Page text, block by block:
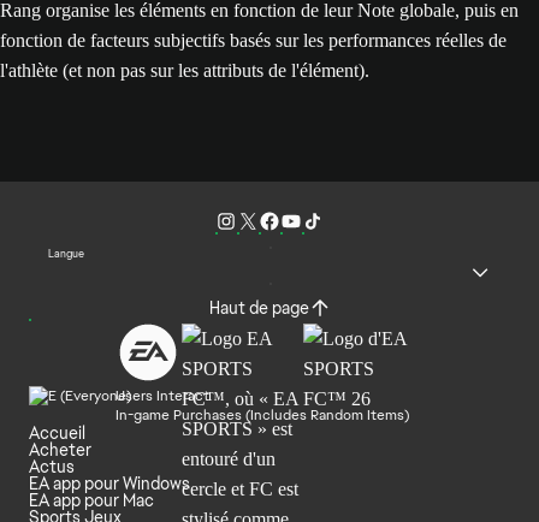
Rang organise les éléments en fonction de leur Note globale, puis en
fonction de facteurs subjectifs basés sur les performances réelles de
l'athlète (et non pas sur les attributs de l'élément).
Langue
Haut de page
Users Interact
In-game Purchases (Includes Random Items)
Accueil
Acheter
Actus
EA app pour Windows
EA app pour Mac
Sports Jeux